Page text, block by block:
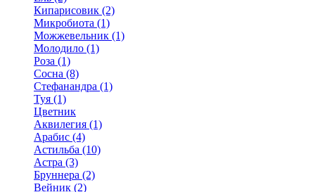
Кипарисовик (2)
Микробиота (1)
Можжевельник (1)
Молодило (1)
Роза (1)
Сосна (8)
Стефанандра (1)
Туя (1)
Цветник
Аквилегия (1)
Арабис (4)
Астильба (10)
Астра (3)
Бруннера (2)
Вейник (2)